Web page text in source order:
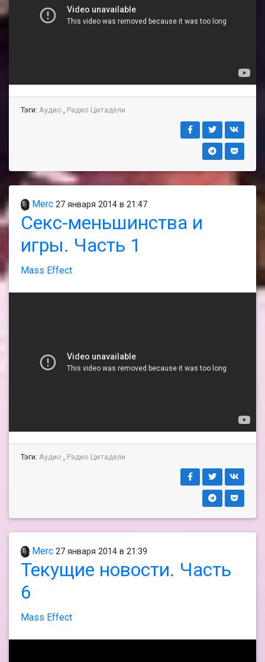
Тэги: Аудио , Радио Цитадели
Merc 27 января 2014 в 21:47
Секс-меньшинства и
игры. Часть 1
Mass Effect
Тэги: Аудио , Радио Цитадели
Merc 27 января 2014 в 21:39
Текущие новости. Часть
6
Mass Effect